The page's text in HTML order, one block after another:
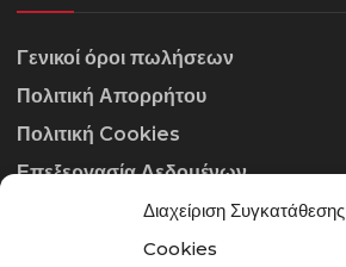
Διαχείριση Συγκατάθεσης
Cookies
Γενικοί όροι πωλήσεων
Πολιτική Απορρήτου
Πολιτική Cookies
Επεξεργασία Δεδομένων
ΣΤΟΙΧΕΊΑ ΕΠΙΚΟΙΝΩΝΊΑΣ